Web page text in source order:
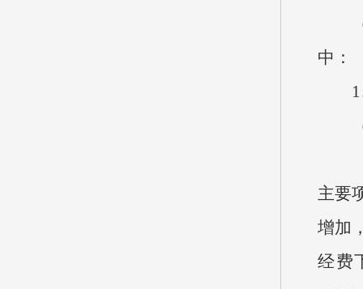
（
中：
1、
（1
主要
增加
经费